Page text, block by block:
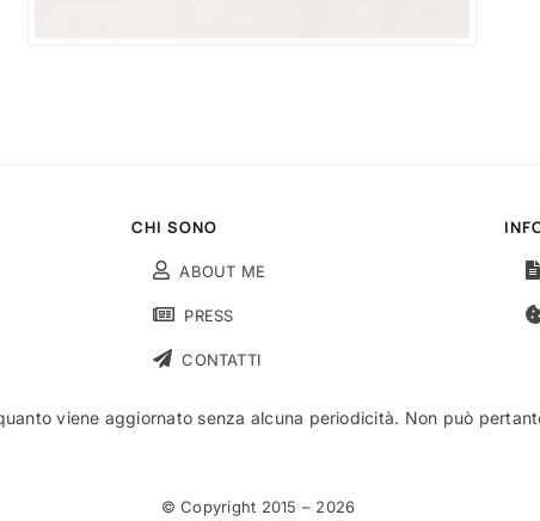
CHI SONO
ABOUT ME
PRESS
CONTATTI
viene aggiornato senza alcuna periodicità. Non può
© Copyright 2015 – 2026